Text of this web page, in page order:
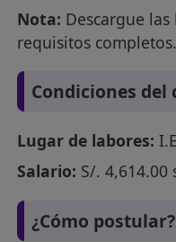
Nota: Descargue
requisitos completos.
Condiciones
Lugar de labores:
Salario: S/. 4,614.00
¿Cómo postular?